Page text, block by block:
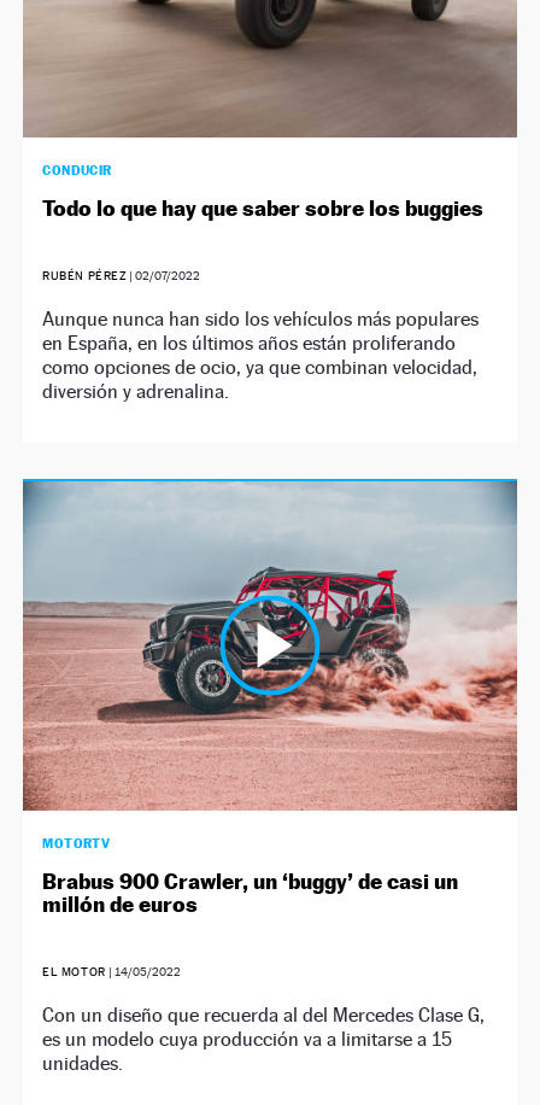
CONDUCIR
Todo lo que hay que saber sobre los buggies
RUBÉN PÉREZ |02/07/2022
Aunque nunca han sido los vehículos más populares
en España, en los últimos años están proliferando
como opciones de ocio, ya que combinan velocidad,
diversión y adrenalina.
MOTORTV
Brabus 900 Crawler, un ‘buggy’ de casi un
millón de euros
EL MOTOR | 14/05/2022
Con un diseño que recuerda al del Mercedes Clase G,
es un modelo cuya producción va a limitarse a 15
unidades.